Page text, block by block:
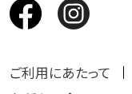
ご利用にあたって